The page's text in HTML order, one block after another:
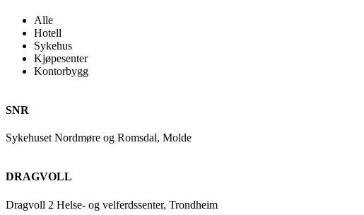
Alle
Hotell
Sykehus
Kjøpesenter
Kontorbygg
SNR
Sykehuset Nordmøre og Romsdal, Molde
DRAGVOLL
Dragvoll 2 Helse- og velferdssenter, Trondheim